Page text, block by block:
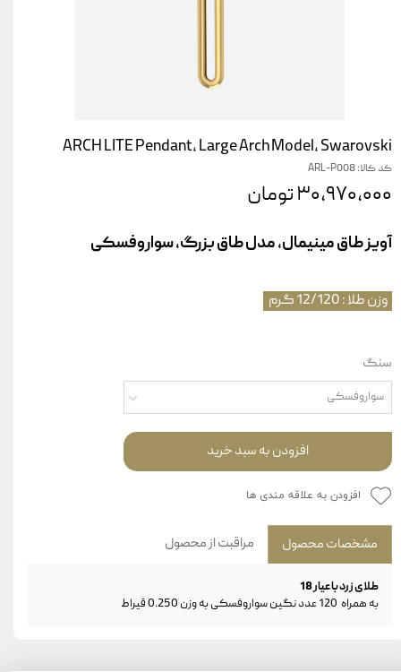
ARCH LITE Pendant, Large Arch Model, Swarovski
کد کالا: ARL-P008
۳۰,۹۷۰,۰۰۰ تومان
آویز طاق مینیمال، مدل طاق بزرگ، سواروفسکی
وزن طلا : 12/120 گرم
سنگ
سواروفسکی
افزودن به سبد خرید
افزودن به علاقه مندی ها
مشخصات محصول مراقبت از محصول
طلای زرد با عیار 18
به همراه 120 عدد نگین سواروفسکی به وزن 0.250 قیراط